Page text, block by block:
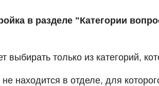
в разделе "Категории
выбирать только из категорий,
находится в отделе, для